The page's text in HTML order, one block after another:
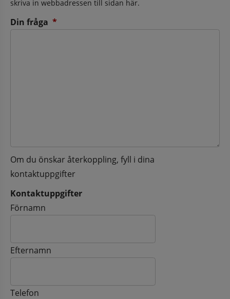
skriva in webbadressen till sidan här.
Din fråga *
Om du önskar återkoppling, fyll i dina
kontaktuppgifter
Kontaktuppgifter
Kontaktuppgifter
Förnamn
Efternamn
Telefon